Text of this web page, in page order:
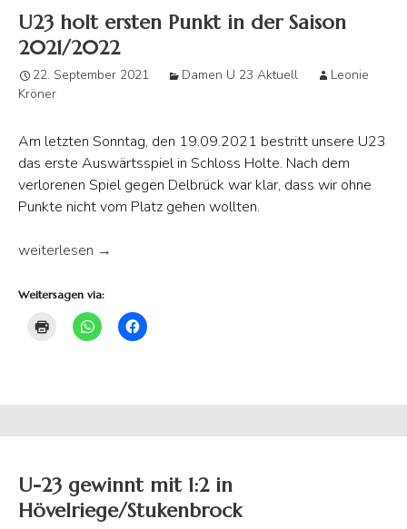
U23 holt ersten Punkt in der Saison
2021/2022
22. September 2021 Damen U 23 Aktuell
Leonie
Kröner
Am letzten Sonntag, den 19.09.2021 bestritt unsere U23
das erste Auswärtsspiel in Schloss Holte. Nach dem
verlorenen Spiel gegen Delbrück war klar, dass wir ohne
Punkte nicht vom Platz gehen wollten.
U23 holt ersten Punkt in der Saison 2021/2022
weiterlesen →
Weitersagen via:
U-23 gewinnt mit 1:2 in
Hövelriege/Stukenbrock